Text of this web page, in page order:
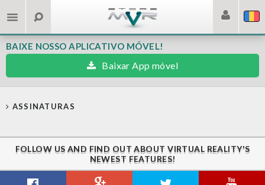
BAIXE NOSSO APLICATIVO MÓVEL!
Baixar App móvel
ASSINATURAS
FOLLOW US AND FIND OUT ABOUT VIRTUAL REALITY'S
NEWEST FEATURES!